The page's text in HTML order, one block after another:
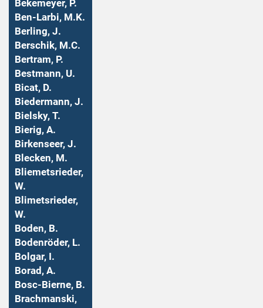
Bekemeyer, P.
Ben-Larbi, M.K.
Berling, J.
Berschik, M.C.
Bertram, P.
Bestmann, U.
Bicat, D.
Biedermann, J.
Bielsky, T.
Bierig, A.
Birkenseer, J.
Blecken, M.
Bliemetsrieder,
W.
Blimetsrieder,
W.
Boden, B.
Bodenröder, L.
Bolgar, I.
Borad, A.
Bosc-Bierne, B.
Brachmanski,